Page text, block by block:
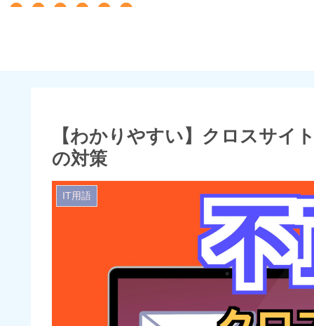
【わかりやすい】クロスサイ
の対策
IT用語